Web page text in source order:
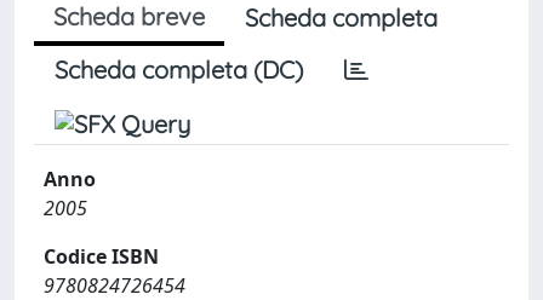
Scheda breve
Scheda completa
Scheda completa (DC)
Anno
2005
Codice ISBN
9780824726454